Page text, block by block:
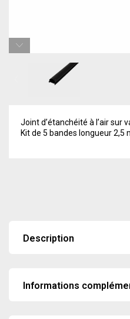
Joint d’étanchéité à l’air sur
Kit de 5 bandes longueur 2,5
Description
Informations